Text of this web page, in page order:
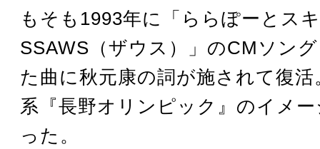
もそも1993年に「ららぽーとス
SSAWS（ザウス）」のCMソン
た曲に秋元康の詞が施されて復
系『長野オリンピック』のイメ
った。